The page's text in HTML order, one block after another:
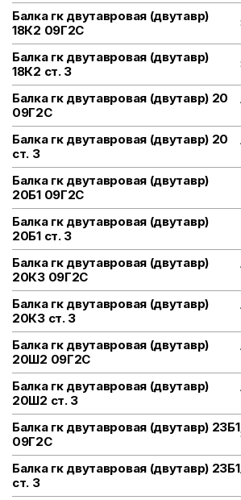
Балка гк двутавровая (двутавр)
18К2 09Г2С
Балка гк двутавровая (двутавр)
18К2 ст. 3
Балка гк двутавровая (двутавр) 20
09Г2С
Балка гк двутавровая (двутавр) 20
ст. 3
Балка гк двутавровая (двутавр)
20Б1 09Г2С
Балка гк двутавровая (двутавр)
20Б1 ст. 3
Балка гк двутавровая (двутавр)
20К3 09Г2С
Балка гк двутавровая (двутавр)
20К3 ст. 3
Балка гк двутавровая (двутавр)
20Ш2 09Г2С
Балка гк двутавровая (двутавр)
20Ш2 ст. 3
Балка гк двутавровая (двутавр) 23Б1
09Г2С
Балка гк двутавровая (двутавр) 23Б1
ст. 3